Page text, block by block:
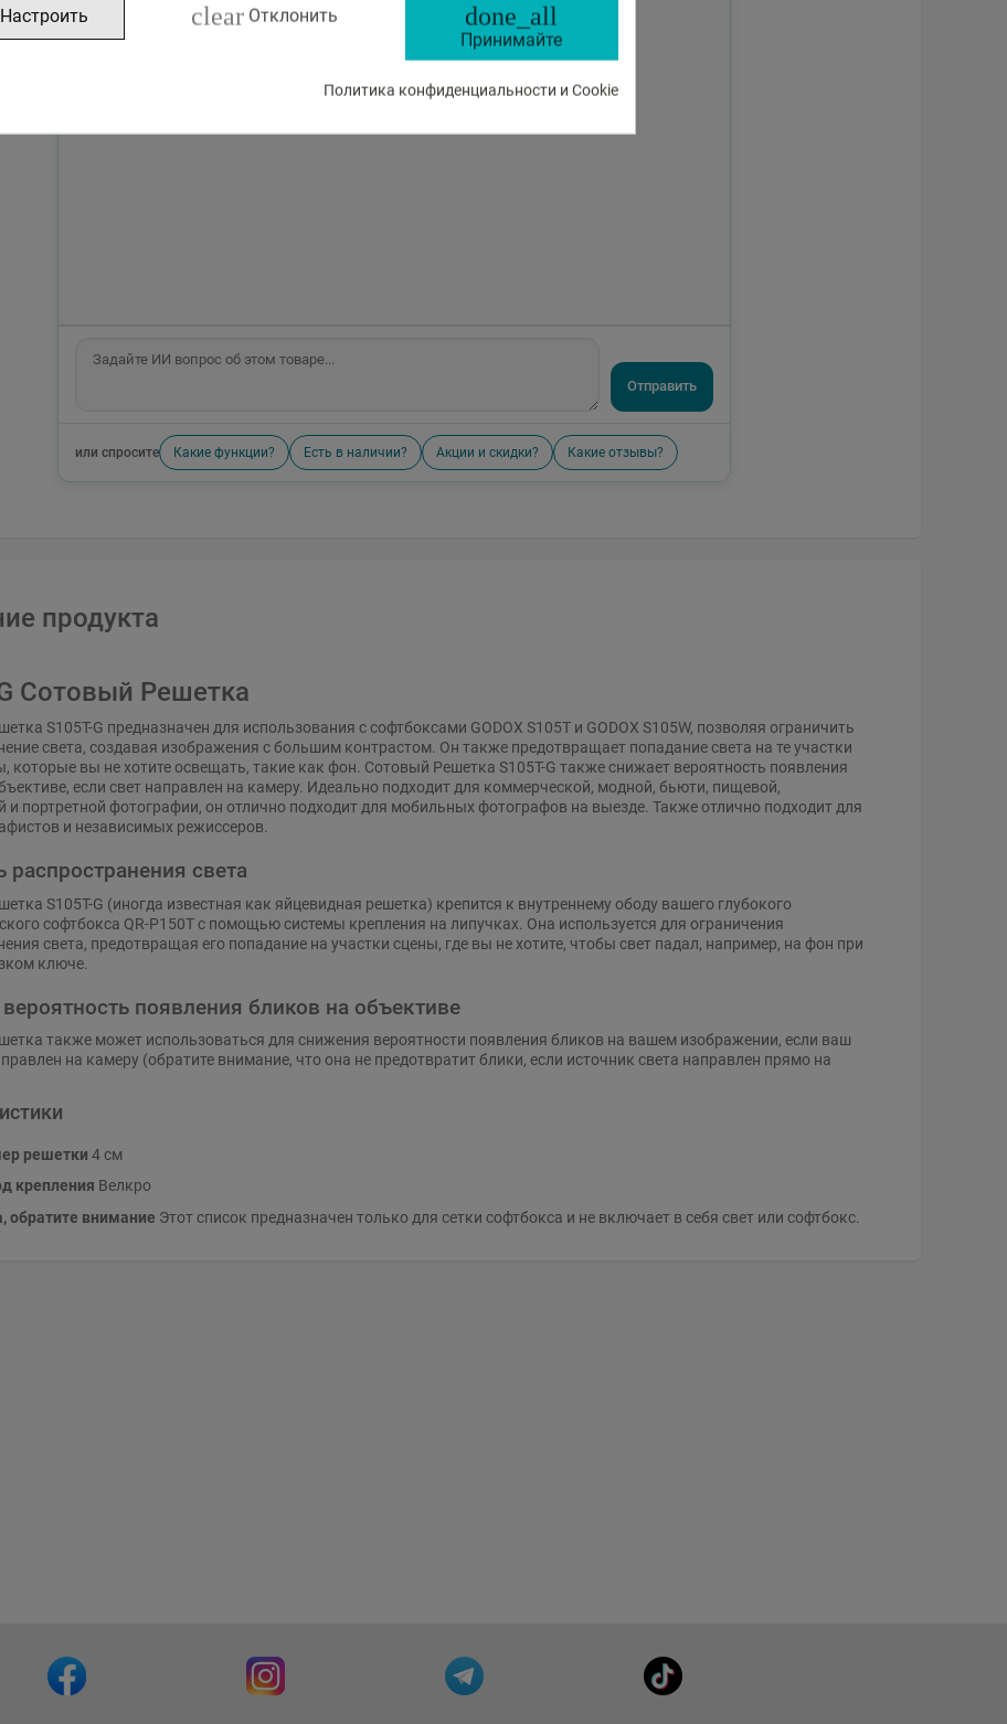
Настроить clear Отклонить done_all
Принимайте
Политика конфиденциальности и Cookie
Отправить
или спросите Какие функции? Есть в наличии? Акции и скидки? Какие отзывы?
продукта
Сотовый Решетка
S105T-G предназначен для использования с софтбоксами GODOX S105T и GODOX S105W, позволяя ограничить
света, создавая изображения с большим контрастом. Он также предотвращает попадание света на те участки
которые вы не хотите освещать, такие как фон. Сотовый Решетка S105T-G также снижает вероятность появления
если свет направлен на камеру. Идеально подходит для коммерческой, модной, бьюти, пищевой,
и портретной фотографии, он отлично подходит для мобильных фотографов на выезде. Также отлично подходит для
и независимых режиссеров.
распространения света
S105T-G (иногда известная как яйцевидная решетка) крепится к внутреннему ободу вашего глубокого
софтбокса QR-P150T с помощью системы крепления на липучках. Она используется для ограничения
света, предотвращая его попадание на участки сцены, где вы не хотите, чтобы свет падал, например, на фон при
ключе.
появления бликов на объективе
также может использоваться для снижения вероятности появления бликов на вашем изображении, если ваш
на камеру (обратите внимание, что она не предотвратит блики, если источник света направлен прямо на
решетки 4 см
крепления Велкро
обратите внимание Этот список предназначен только для сетки софтбокса и не включает в себя свет или софтбокс.